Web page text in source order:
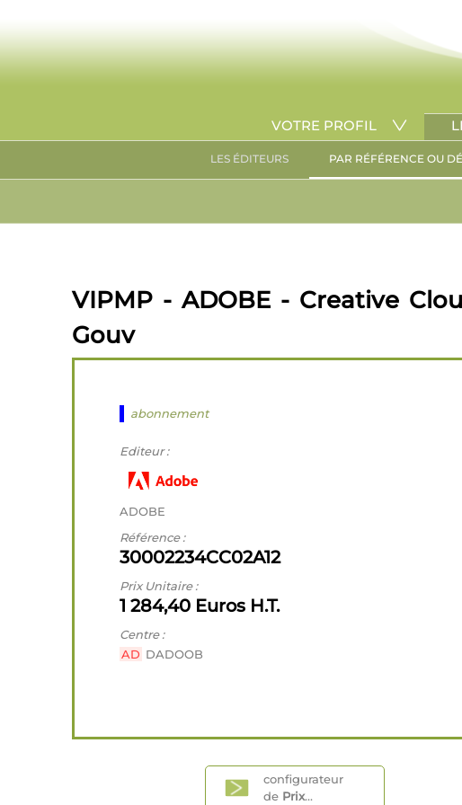
VOTRE PROFIL
LES ÉDITEURS PAR RÉFÉRENCE OU
VIPMP - ADOBE - Creative
Gouv
abonnement
Editeur :
ADOBE
Référence :
30002234CC02A12
Prix Unitaire :
1 284,40 Euros H.T.
Centre :
AD DADOOB
configurateur
de Prix...